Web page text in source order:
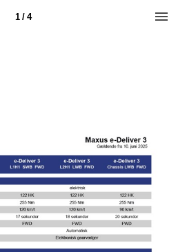
1 / 4